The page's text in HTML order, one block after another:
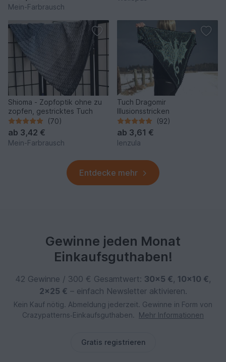
Mein-Farbrausch
Shioma - Zopfoptik ohne zu
zopfen, gestricktes Tuch
(70)
ab 3,42 €
Mein-Farbrausch
Tuch Dragomir
Illusionsstricken
(92)
ab 3,61 €
lenzula
Entdecke mehr
Gewinne jeden Monat
Einkaufsguthaben!
42 Gewinne / 300 € Gesamtwert: 30×5 €, 10×10 €,
2×25 € – einfach Newsletter aktivieren.
Kein Kauf nötig. Abmeldung jederzeit. Gewinne in Form von
Crazypatterns‑Einkaufsguthaben.
Mehr Informationen
Gratis registrieren